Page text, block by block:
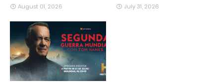
August 01, 2026 July 31, 2026